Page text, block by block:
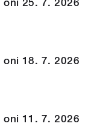
18. 7. 2026
11. 7. 2026